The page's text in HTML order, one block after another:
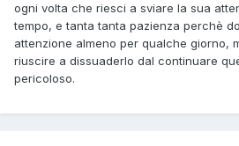
ogni volta che riesci a sviare la sua
tempo, e tanta tanta pazienza perchè
attenzione almeno per qualche giorno,
riuscire a dissuaderlo dal continuare
pericoloso.